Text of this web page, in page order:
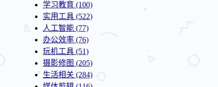
学习教育 (100)
实用工具 (522)
人工智能 (77)
办公效率 (76)
玩机工具 (51)
摄影修图 (205)
生活相关 (284)